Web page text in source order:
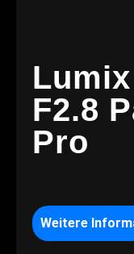
F2.8
Pro
Weitere